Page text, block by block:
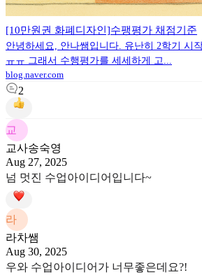
[10만원권 화폐디자인]수팽평가 채점기준
안녕하세요, 안나쌤입니다. 유난히 2학기 시
ㅠㅠ 그래서 수행평가를 세세하게 고...
blog.naver.com
2
교
교사송숙영
Aug 27, 2025
넘 멋진 수업아이디어입니다~
라
라차쌤
Aug 30, 2025
우와 수업아이디어가 너무좋은데요?!